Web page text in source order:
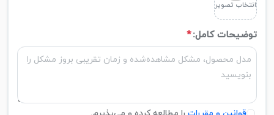
انتخاب تصویر
توضیحات کامل:*